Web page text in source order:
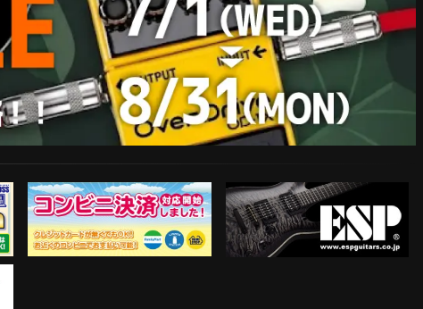
コンビニ決済対応開始！ ESP Guitars